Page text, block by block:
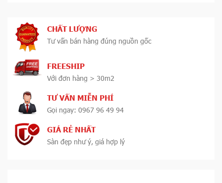
CHẤT LƯỢNG
Tư vấn bán hàng đúng nguồn gốc
FREESHIP
Với đơn hàng > 30m2
TƯ VẤN MIỄN PHÍ
Gọi ngay: 0967 96 49 94
GIÁ RẺ NHẤT
Sàn đẹp như ý, giá hợp lý